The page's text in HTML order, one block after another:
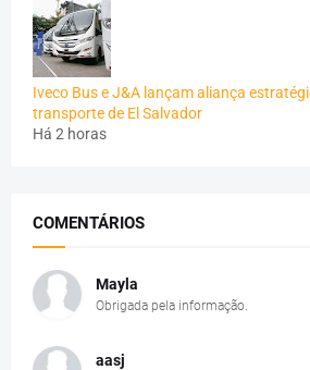
Iveco Bus e J&A lançam aliança
transporte de El Salvador
Há 2 horas
COMENTÁRIOS
Mayla
Obrigada pela informação.
aasj